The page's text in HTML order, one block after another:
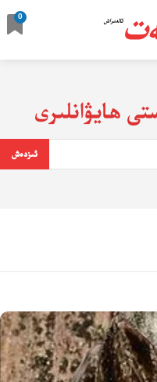
ئالدىراش
0
ھايۋانلىرى
ئىزدەش